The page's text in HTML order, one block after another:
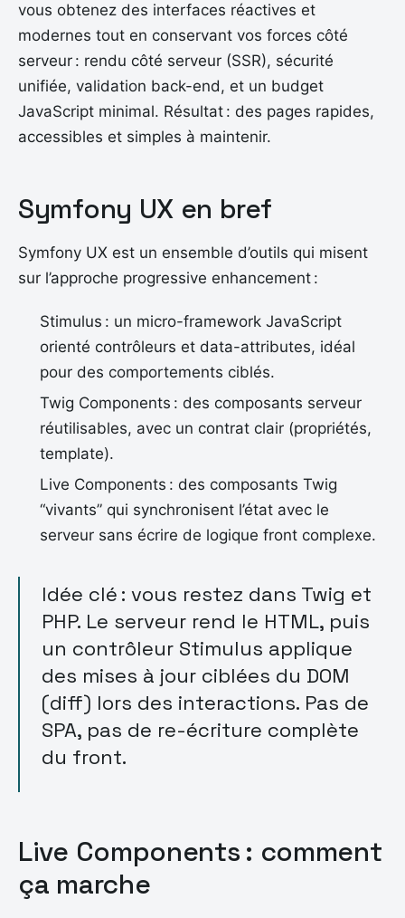
vous obtenez des interfaces réactives et
modernes tout en conservant vos forces côté
serveur : rendu côté serveur (SSR), sécurité
unifiée, validation back-end, et un budget
JavaScript minimal. Résultat : des pages rapides,
accessibles et simples à maintenir.
Symfony UX en bref
Symfony UX est un ensemble d’outils qui misent
sur l’approche progressive enhancement :
Stimulus : un micro-framework JavaScript
orienté contrôleurs et data-attributes, idéal
pour des comportements ciblés.
Twig Components : des composants serveur
réutilisables, avec un contrat clair (propriétés,
template).
Live Components : des composants Twig
“vivants” qui synchronisent l’état avec le
serveur sans écrire de logique front complexe.
Idée clé : vous restez dans Twig et
PHP. Le serveur rend le HTML, puis
un contrôleur Stimulus applique
des mises à jour ciblées du DOM
(diff) lors des interactions. Pas de
SPA, pas de re-écriture complète
du front.
Live Components : comment
ça marche